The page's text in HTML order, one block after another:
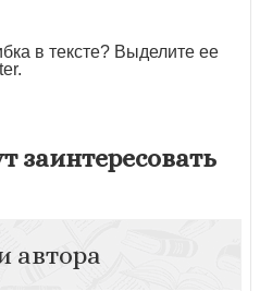
в тексте? Выделите ее
заинтересовать
автора